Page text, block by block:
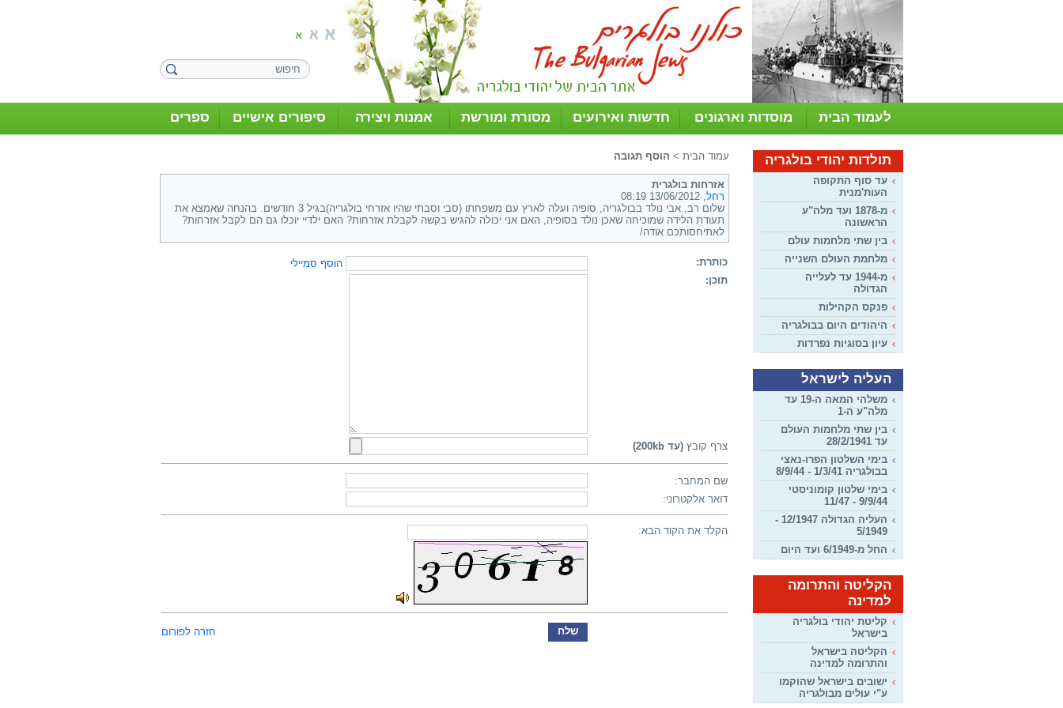
לעמוד הבית מוסדות וארגונים חדשות ואירועים מסורת ומורשת אמנות ויצירה סיפורים אישיים ספרים
תולדות יהודי בולגריה
עד סוף התקופה
העות'מנית
מ-1878 ועד מלה"ע
הראשונה
בין שתי מלחמות עולם
מלחמת העולם השנייה
מ-1944 עד לעלייה
הגדולה
פנקס הקהילות
היהודים היום בבולגריה
עיון בסוגיות נפרדות
העליה לישראל
משלהי המאה ה-19 עד
מלה"ע ה-1
בין שתי מלחמות העולם
עד 28/2/1941
בימי השלטון הפרו-נאצי
בבולגריה 1/3/41 - 8/9/44
בימי שלטון קומוניסטי
9/9/44 - 11/47
העליה הגדולה 12/1947 -
5/1949
החל מ-6/1949 ועד היום
הקליטה והתרומה
למדינה
קליטת יהודי בולגריה
בישראל
הקליטה בישראל
והתרומה למדינה
ישובים בישראל שהוקמו
ע"י עולים מבולגריה
עמוד הבית > הוסף תגובה
אזרחות בולגרית
רחל, 13/06/2012 08:19
שלום רב, אבי נולד בבולגריה, סופיה ועלה לארץ עם משפחתו (סבי וסבתי שהיו אזרחי בולגריה)בגיל 3 חודשים. בהנחה שאמצא את
תעודת הלידה שמוכיחה שאכן נולד בסופיה, האם אני יכולה להגיש בקשה לקבלת אזרחות? האם ילדיי יוכלו גם הם לקבל אזרחות?
לאתיחסותכם אודה/
כותרת:
הוסף סמיילי
תוכן:
צרף קובץ (עד 200kb)
שם המחבר:
דואר אלקטרוני:
הקלד את הקוד הבא:
חזרה לפורום